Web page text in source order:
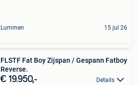
Lummen 15 jul 26
FLSTF Fat Boy Zijspan / Gespann Fatboy
Reverse.
€ 19.950,- Details